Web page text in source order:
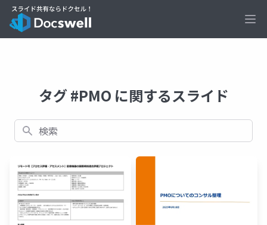
タグ #PMO に関するスライド
検索